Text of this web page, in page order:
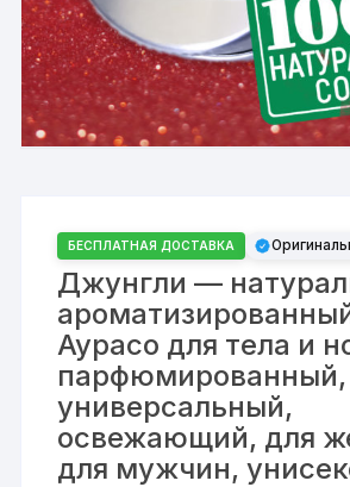
БЕСПЛАТНАЯ ДОСТАВКА
Джунгли —
Аурасо для тела и
парфюмированный,
универсальный,
освежающий, для
для мужчин,